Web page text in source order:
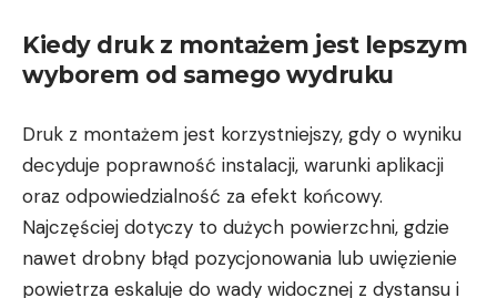
Kiedy druk z montażem jest lepszym
wyborem od samego wydruku
Druk z montażem jest korzystniejszy, gdy o wyniku
decyduje poprawność instalacji, warunki aplikacji
oraz odpowiedzialność za efekt końcowy.
Najczęściej dotyczy to dużych powierzchni, gdzie
nawet drobny błąd pozycjonowania lub uwięzienie
powietrza eskaluje do wady widocznej z dystansu i